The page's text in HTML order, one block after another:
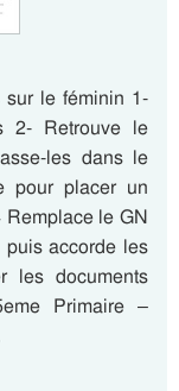
sur le féminin 1-
2- Retrouve le
les dans le
pour placer un
le GN
accorde les
les documents
Primaire –